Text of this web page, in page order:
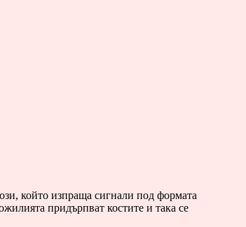
който изпраща сигнали под формата
придърпват костите и така се